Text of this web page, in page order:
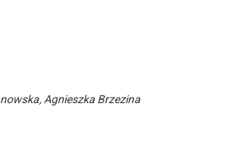
Agnieszka Brzezina